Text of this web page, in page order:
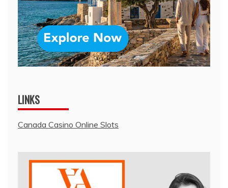
LINKS
Canada Casino Online Slots